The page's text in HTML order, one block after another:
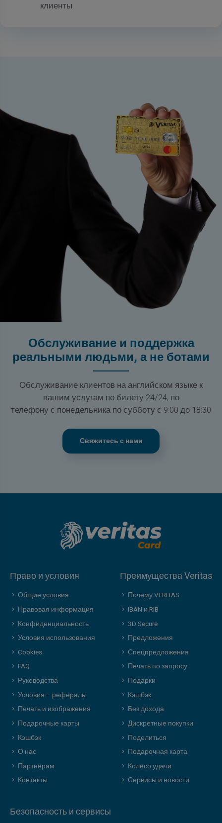
клиенты
Обслуживание и поддержка
реальными людьми, а не ботами
Обслуживание клиентов на английском языке к
вашим услугам по билету 24/24, по
телефону с понедельника по субботу с 9:00 до 18:30
Свяжитесь с нами
Право и условия
Общие условия
Правовая информация
Конфиденциальность
Условия использования
Cookies
FAQ
Руководства
Условия – рефералы
Печать и изображения
Подарочные карты
Кэшбэк
О нас
Партнёрам
Контакты
Преимущества Veritas
Почему VERITAS
IBAN и RIB
3D Secure
Предложения
Спецпредложения
Печать по запросу
Подарки
Кэшбэк
Без дохода
Дискретные покупки
Поделиться
Подарочная карта
Колесо удачи
Сервисы и новости
Безопасность и сервисы